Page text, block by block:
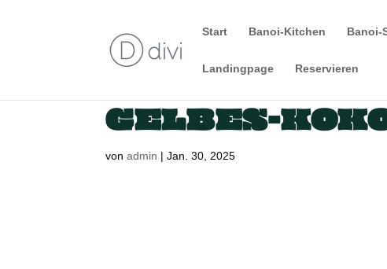
Start Banoi-Kitchen Banoi-
Landingpage Reservieren
GELBES-
vonadmin |Jan. 30, 2025